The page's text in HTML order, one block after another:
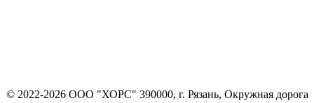
© 2022-2026 ООО "ХОРС" 390000, г. Рязань, Окружная дорога